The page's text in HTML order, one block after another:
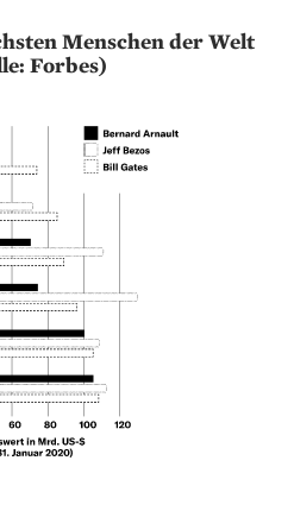
Menschen der Welt
Forbes)